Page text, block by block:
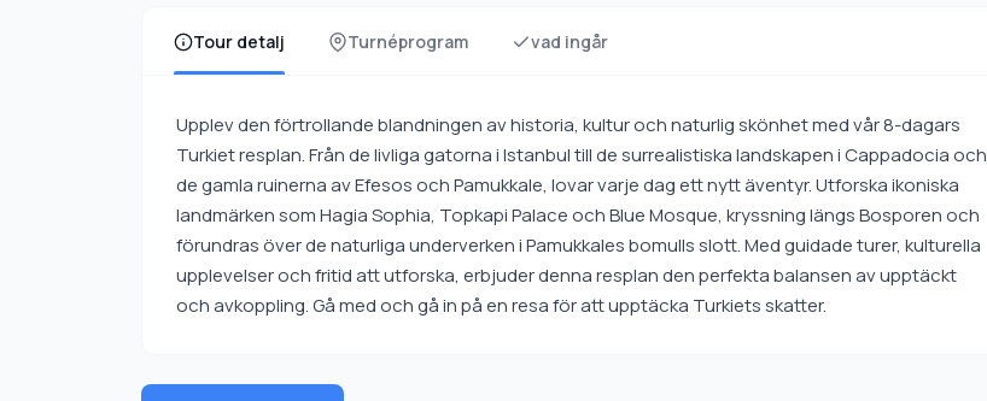
Tour detalj Turnéprogram vad ingår
Upplev den förtrollande blandningen av historia, kultur och naturlig skönhet med vår 8-dagars
Turkiet resplan. Från de livliga gatorna i Istanbul till de surrealistiska landskapen i Cappadocia och
de gamla ruinerna av Efesos och Pamukkale, lovar varje dag ett nytt äventyr. Utforska ikoniska
landmärken som Hagia Sophia, Topkapi Palace och Blue Mosque, kryssning längs Bosporen och
förundras över de naturliga underverken i Pamukkales bomulls slott. Med guidade turer, kulturella
upplevelser och fritid att utforska, erbjuder denna resplan den perfekta balansen av upptäckt
och avkoppling. Gå med och gå in på en resa för att upptäcka Turkiets skatter.